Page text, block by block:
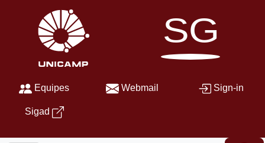
SG
Equipes Webmail Sign-in
Sigad